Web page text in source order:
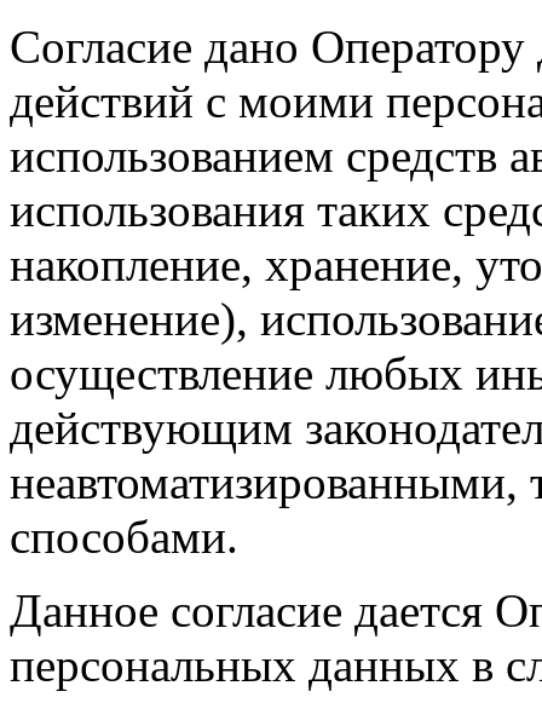
Согласие дано
действий с моими
использованием средств
использования таких
накопление, хранение,
изменение),
осуществление любых
действующим
неавтоматизированными,
способами.
Данное согласие дается
персональных данных в